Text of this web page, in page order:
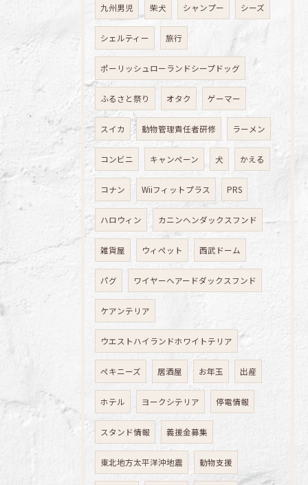
九州男児 柴犬 シャンプー シーズ
シェルティー 旅行
ポーリッシュローランドシープドッグ
ふるさと祭り オタク ゲーマー
スイカ 動物管理責任者研修 ラーメン
コンビニ キャンペーン 犬 かえる
コナン Wiiフィットプラス PRS
ハロウィン カニンヘンダックスフンド
雑貨屋 ウィペット 西武ドーム
パグ ワイヤーヘアードダックスフンド
ケアンテリア
ウエストハイランドホワイトテリア
ペキニーズ 居酒屋 お年玉 出産
ホテル ヨークシテリア 停電情報
スタンド情報 義援金募集
東北地方太平洋沖地震 動物支援